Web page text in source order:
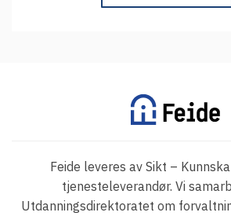
Feide leveres av Sikt –
tjenesteleverandør. Vi
Utdanningsdirektoratet om